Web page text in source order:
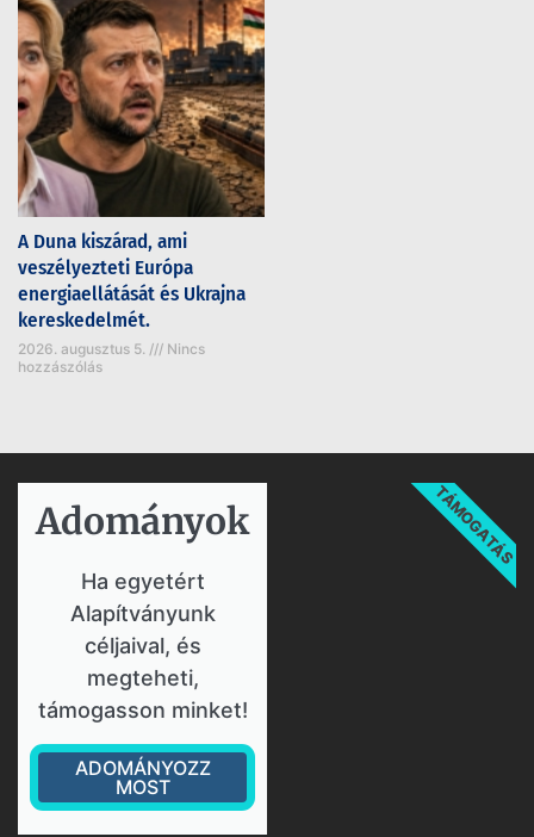
A Duna kiszárad, ami
veszélyezteti Európa
energiaellátását és Ukrajna
kereskedelmét.
2026. augusztus 5.
Nincs
hozzászólás
Adományok​
Ha egyetért
Alapítványunk
céljaival, és
megteheti,
támogasson minket!
ADOMÁNYOZZ
MOST
TÁMOGATÁS